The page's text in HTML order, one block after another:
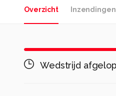
Overzicht Inzendingen
Wedstrijd